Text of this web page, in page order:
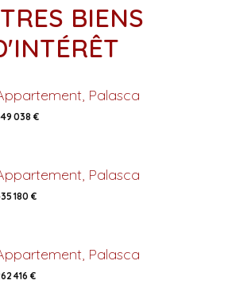
BIENS
Palasca
038 €
Palasca
180 €
Palasca
416 €